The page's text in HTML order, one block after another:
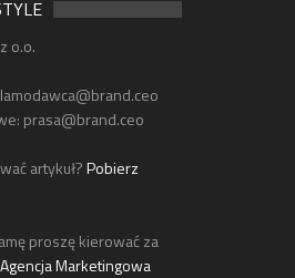
o.o.
prasa@brand.ceo
artykuł?Pobierz
proszę kierować za
Agencja Marketingowa